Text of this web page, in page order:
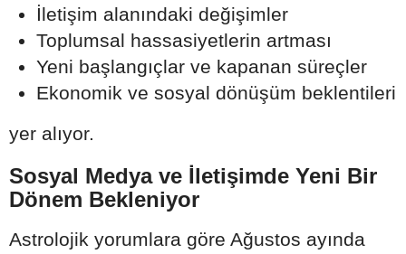
İletişim alanındaki değişimler
Toplumsal hassasiyetlerin artması
Yeni başlangıçlar ve kapanan süreçler
Ekonomik ve sosyal dönüşüm beklentileri
yer alıyor.
Sosyal Medya ve İletişimde Yeni Bir
Dönem Bekleniyor
Astrolojik yorumlara göre Ağustos ayında